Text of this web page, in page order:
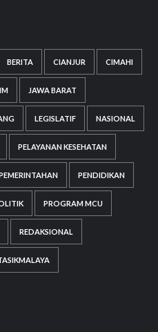
BERITA CIANJUR CIMAHI
JAWA BARAT
LEGISLATIF NASIONAL
PELAYANAN KESEHATAN
PENDIDIKAN
PROGRAM MCU
REDAKSIONAL